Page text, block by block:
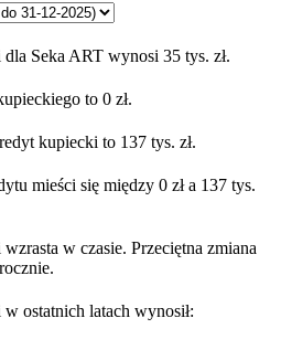
Seka ART wynosi 35 tys. zł.
to 0 zł.
kupiecki to 137 tys. zł.
mieści się między 0 zł a 137 tys.
wzrasta w czasie. Przeciętna zmiana
w ostatnich latach wynosił: